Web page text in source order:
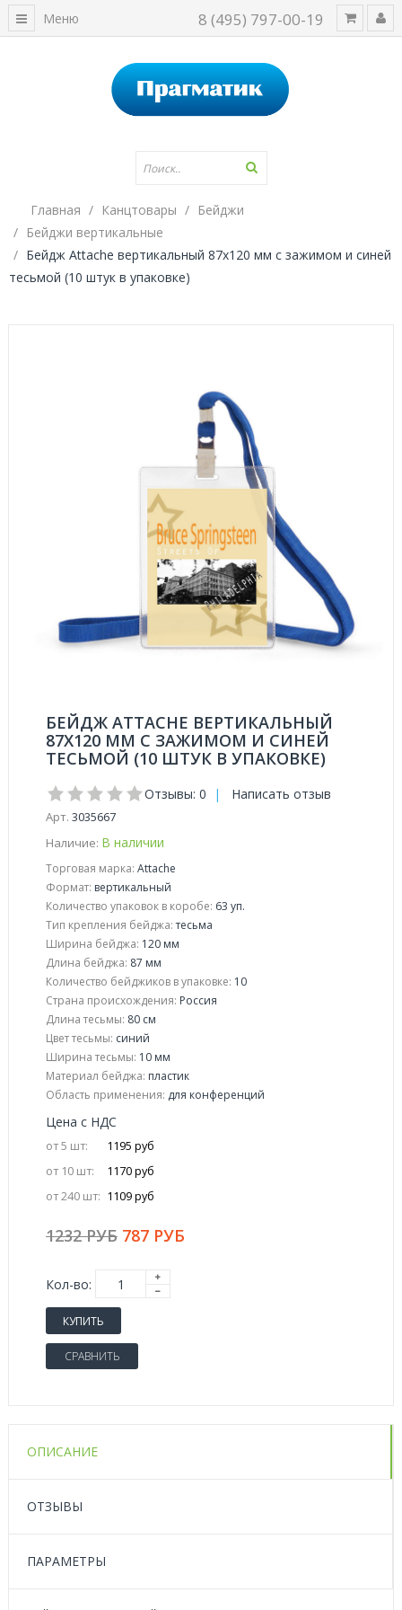
8 (495) 797-00-19
Меню
Главная Канцтовары
Бейджи
Бейджи вертикальные
Бейдж Attache вертикальный 87х120 мм с зажимом и синей
тесьмой (10 штук в упаковке)
БЕЙДЖ ATTACHE ВЕРТИКАЛЬНЫЙ
87Х120 ММ С ЗАЖИМОМ И СИНЕЙ
ТЕСЬМОЙ (10 ШТУК В УПАКОВКЕ)
Отзывы: 0 | Написать отзыв
Арт. 3035667
Наличие: В наличии
Торговая марка: Attache
Формат: вертикальный
Количество упаковок в коробе: 63 уп.
Тип крепления бейджа:тесьма
Ширина бейджа: 120 мм
Длина бейджа: 87 мм
Количество бейджиков в упаковке: 10
Страна происхождения: Россия
Длина тесьмы: 80 см
Цвет тесьмы: синий
Ширина тесьмы: 10 мм
Материал бейджа: пластик
Область применения: для конференций
Цена с НДС
от 5 шт:
1195 руб
от 10 шт:
1170 руб
от 240 шт: 1109 руб
1232 РУБ 787 РУБ
Кол-во:
КУПИТЬ
СРАВНИТЬ
ОПИСАНИЕ
ОТЗЫВЫ
ПАРАМЕТРЫ